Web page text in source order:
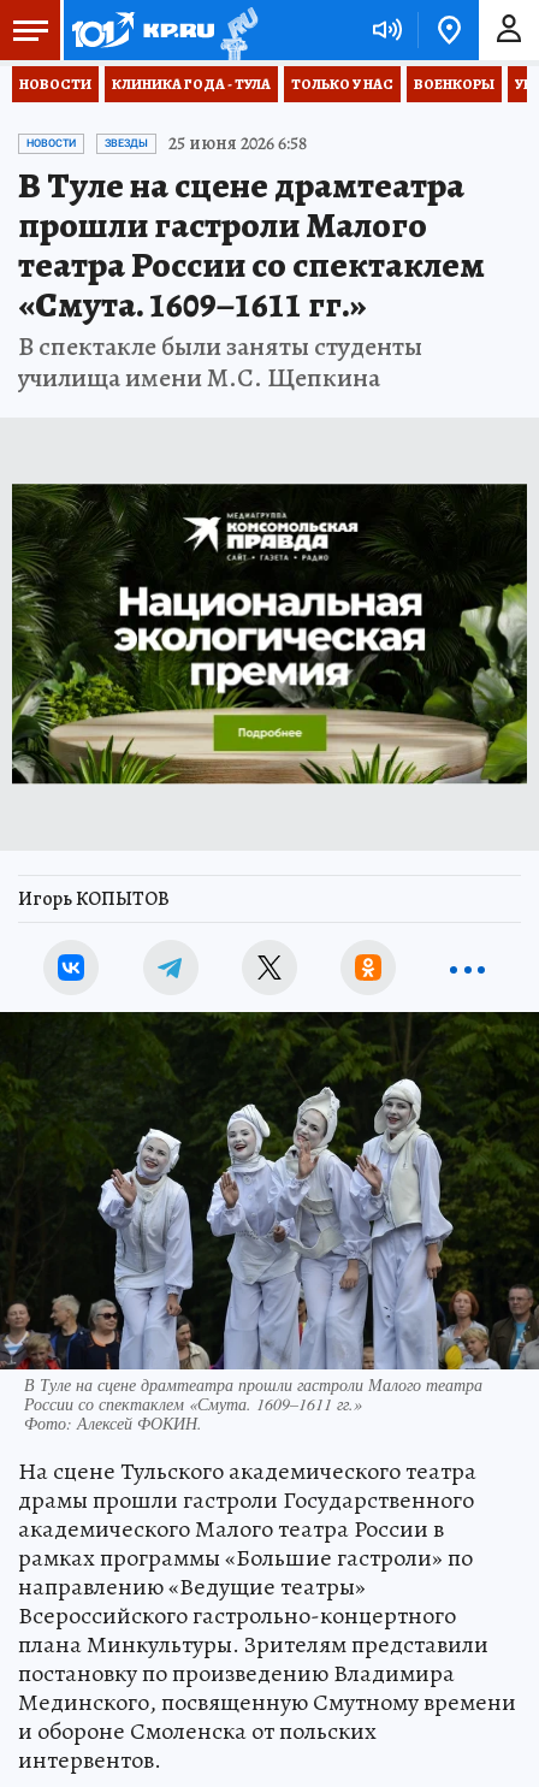
НОВОСТИ КЛИНИКА ГОДА - ТУЛА ТОЛЬКО У НАС ВОЕНКОРЫ
НОВОСТИ ЗВЕЗДЫ 25 июня 2026 6:58
В Туле на сцене драмтеатра
прошли гастроли Малого
театра России со спектаклем
«Смута. 1609–1611 гг.»
В спектакле были заняты студенты
училища имени М.С. Щепкина
Игорь КОПЫТОВ
В Туле на сцене драмтеатра прошли гастроли Малого театра
России со спектаклем «Смута. 1609–1611 гг.»
Фото: Алексей ФОКИН.
На сцене Тульского академического театра
драмы прошли гастроли Государственного
академического Малого театра России в
рамках программы «Большие гастроли» по
направлению «Ведущие театры»
Всероссийского гастрольно-концертного
плана Минкультуры. Зрителям представили
постановку по произведению Владимира
Мединского, посвященную Смутному времени
и обороне Смоленска от польских
интервентов.